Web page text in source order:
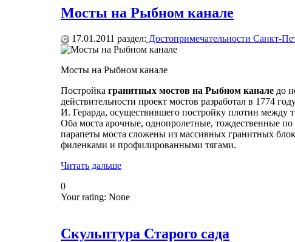
Мосты на Рыбном канале
17.01.2011 раздел: Достопримечательности Санкт-
Мосты на Рыбном канале
Постройка гранитных мостов на Рыбном канале до
действительности проект мостов разработал в 1774
И. Герарда, осуществившего постройку плотин
Оба моста арочные, однопролетные, тождественные
парапеты моста сложены из массивных гранитных
филенками и профилированными тягами.
Читать дальше
0
Your rating: None
Скульптура Старого сада